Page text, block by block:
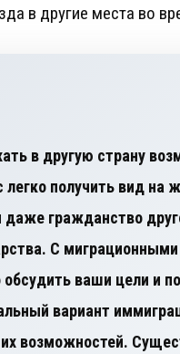
в другие места во
в другую страну
легко получить вид на
гражданство
С
ваши цели и
вариант
из ваших